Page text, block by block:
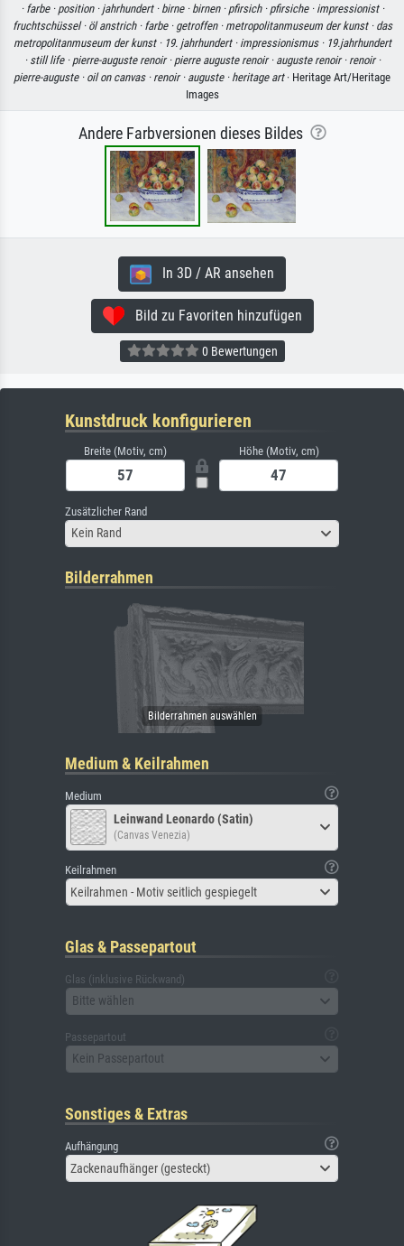
· farbe · position · jahrhundert · birne · birnen · pfirsich · pfirsiche · impressionist ·
fruchtschüssel · öl anstrich · farbe · getroffen · metropolitanmuseum der kunst · das
metropolitanmuseum der kunst · 19. jahrhundert · impressionismus · 19.jahrhundert
· still life · pierre-auguste renoir · pierre auguste renoir · auguste renoir · renoir ·
pierre-auguste · oil on canvas · renoir · auguste · heritage art· Heritage Art/Heritage
Images
Andere Farbversionen dieses Bildes
In 3D / AR ansehen
Bild zu Favoriten hinzufügen
0 Bewertungen
Kunstdruck konfigurieren
Breite (Motiv, cm) Höhe (Motiv, cm)
Zusätzlicher Rand
Kein Rand
Bilderrahmen
Medium & Keilrahmen
Medium
Leinwand Leonardo (Satin)
(Canvas Venezia)
Keilrahmen
Keilrahmen - Motiv seitlich gespiegelt
Glas & Passepartout
Glas (inklusive Rückwand)
Bitte wählen
Passepartout
Kein Passepartout
Sonstiges & Extras
Aufhängung
Zackenaufhänger (gesteckt)